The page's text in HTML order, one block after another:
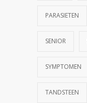
PARASIETEN
SENIOR
SYMPTOMEN
TANDSTEEN